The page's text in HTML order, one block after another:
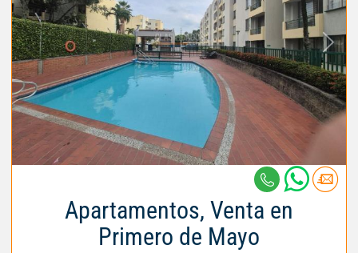
Apartamentos, Venta en
Primero de Mayo